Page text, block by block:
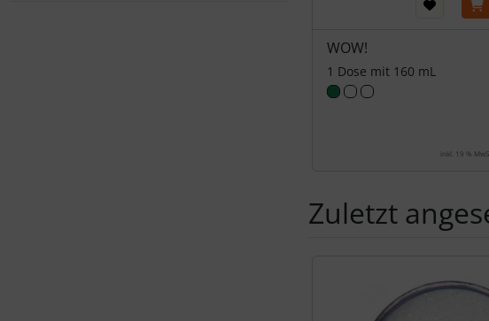
WOW!
1 Dose mit 160 mL
inkl. 19 %
Zuletzt